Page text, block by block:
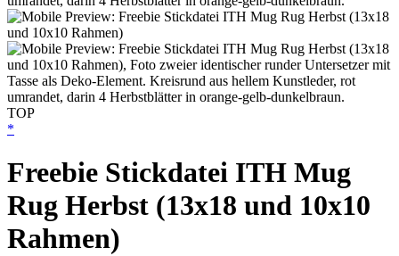
TOP
*
Freebie Stickdatei ITH Mug
Rug Herbst (13x18 und 10x10
Rahmen)